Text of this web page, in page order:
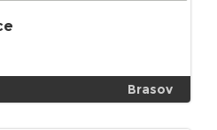
Brasov